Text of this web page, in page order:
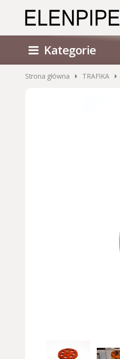
Kategorie
Strona główna TRAFIKA